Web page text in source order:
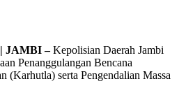
JAMBI –Kepolisian Daerah Jambi
Penanggulangan Bencana
(Karhutla) serta Pengendalian Massa